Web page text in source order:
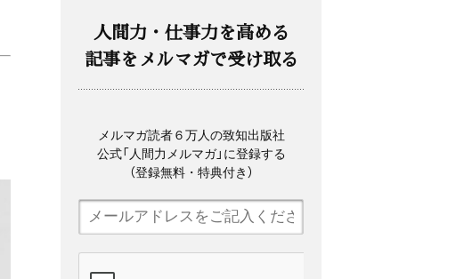
人間力・仕事力を高める
記事をメルマガで受け取る
メルマガ読者６万人の致知出版社
公式「人間力メルマガ」に登録する
（登録無料・特典付き）